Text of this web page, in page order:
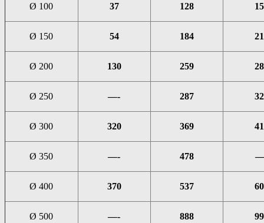
Ø 100 37 128
Ø 150 54 184
Ø 200 130 259
Ø 250 —- 287
Ø 300 320 369
Ø 350 —- 478
Ø 400 370 537
Ø 500 —- 888